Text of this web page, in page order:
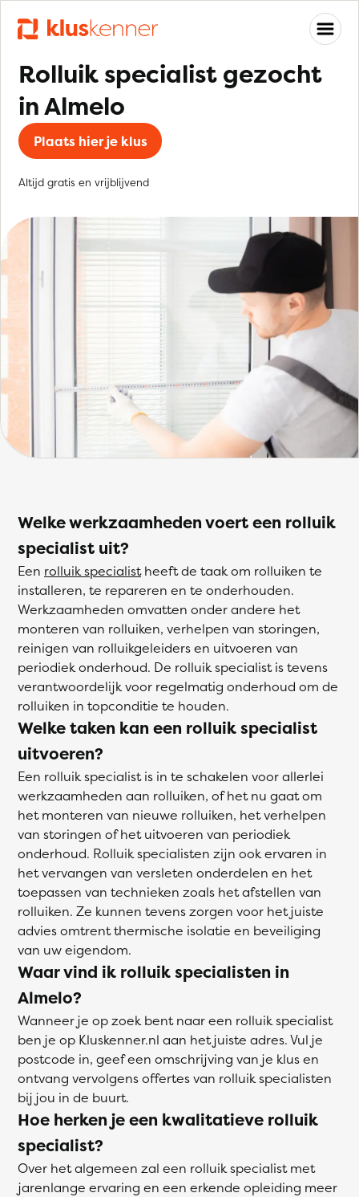
Rolluik specialist gezocht
in Almelo
Plaats hier je klus
Altijd gratis en vrijblijvend
Welke werkzaamheden voert een rolluik
specialist uit?
Een rolluik specialistheeft de taak om rolluiken te
installeren, te repareren en te onderhouden.
Werkzaamheden omvatten onder andere het
monteren van rolluiken, verhelpen van storingen,
reinigen van rolluikgeleiders en uitvoeren van
periodiek onderhoud. De rolluik specialist is tevens
verantwoordelijk voor regelmatig onderhoud om de
rolluiken in topconditie te houden.
Welke taken kan een rolluik specialist
uitvoeren?
Een rolluik specialist is in te schakelen voor allerlei
werkzaamheden aan rolluiken, of het nu gaat om
het monteren van nieuwe rolluiken, het verhelpen
van storingen of het uitvoeren van periodiek
onderhoud. Rolluik specialisten zijn ook ervaren in
het vervangen van versleten onderdelen en het
toepassen van technieken zoals het afstellen van
rolluiken. Ze kunnen tevens zorgen voor het juiste
advies omtrent thermische isolatie en beveiliging
van uw eigendom.
Waar vind ik rolluik specialisten in
Almelo?
Wanneer je op zoek bent naar een rolluik specialist
ben je op Kluskenner.nl aan het juiste adres. Vul je
postcode in, geef een omschrijving van je klus en
ontvang vervolgens offertes van rolluik specialisten
bij jou in de buurt.
Hoe herken je een kwalitatieve rolluik
specialist?
Over het algemeen zal een rolluik specialist met
jarenlange ervaring en een erkende opleiding meer